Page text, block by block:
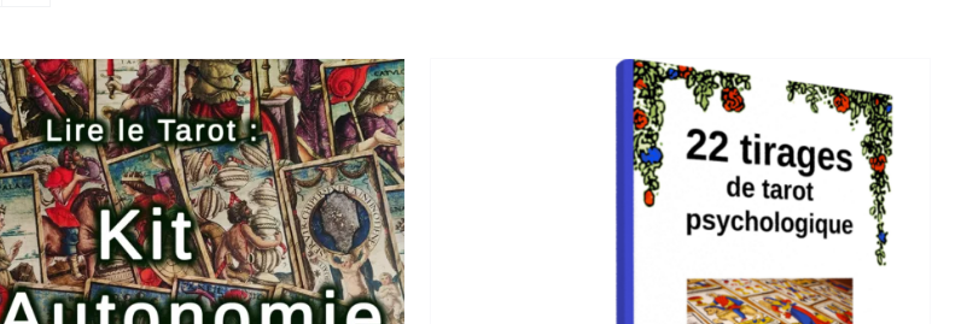
AJOUTER AU PANIER / DETAILS